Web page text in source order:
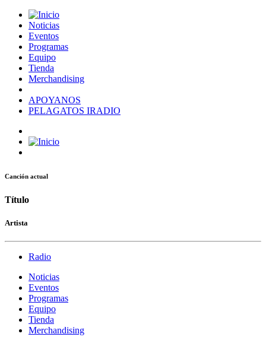
Noticias
Eventos
Programas
Equipo
Tienda
Merchandising
APOYANOS
PELAGATOS IRADIO
Canción actual
Título
Artista
Radio
Noticias
Eventos
Programas
Equipo
Tienda
Merchandising